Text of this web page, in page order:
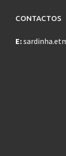
CONTACTOS
E: